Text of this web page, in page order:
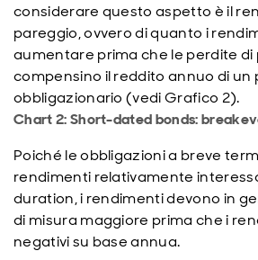
considerare questo aspetto è il
pareggio, ovvero di quanto i
aumentare prima che le perdite di
compensino il reddito annuo di un
obbligazionario (vedi Grafico 2).
Chart 2: Short-dated bonds:
Poiché le obbligazioni a breve
rendimenti relativamente
duration, i rendimenti devono in
di misura maggiore prima che i
negativi su base annua.